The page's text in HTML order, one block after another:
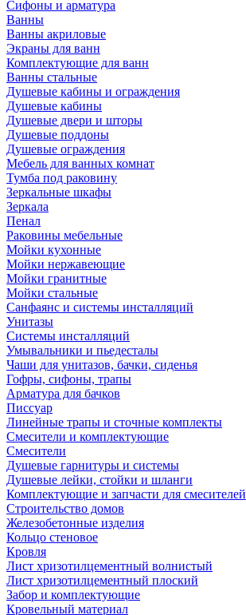
Сифоны и арматура
Ванны
Ванны акриловые
Экраны для ванн
Комплектующие для ванн
Ванны стальные
Душевые кабины и ограждения
Душевые кабины
Душевые двери и шторы
Душевые поддоны
Душевые ограждения
Мебель для ванных комнат
Тумба под раковину
Зеркальные шкафы
Зеркала
Пенал
Раковины мебельные
Мойки кухонные
Мойки нержавеющие
Мойки гранитные
Мойки стальные
Санфаянс и системы инсталляций
Унитазы
Системы инсталляций
Умывальники и пьедесталы
Чаши для унитазов, бачки, сиденья
Гофры, сифоны, трапы
Арматура для бачков
Писсуар
Линейные трапы и сточные комплекты
Смесители и комплектующие
Смесители
Душевые гарнитуры и системы
Душевые лейки, стойки и шланги
Комплектующие и запчасти для смесителей
Строительство домов
Железобетонные изделия
Кольцо стеновое
Кровля
Лист хризотилцементный волнистый
Лист хризотилцементный плоский
Забор и комплектующие
Кровельный материал